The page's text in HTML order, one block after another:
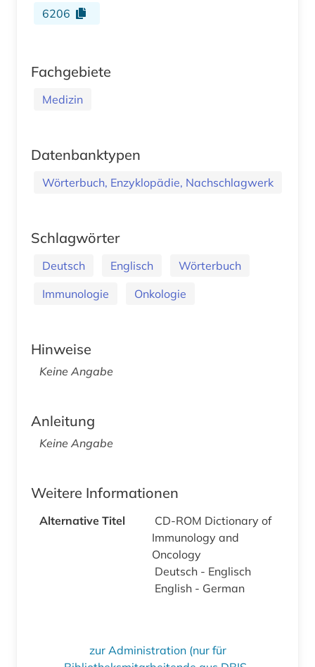
6206
Fachgebiete
Medizin
Datenbanktypen
Wörterbuch, Enzyklopädie, Nachschlagwerk
Schlagwörter
Deutsch Englisch
Wörterbuch
Immunologie
Onkologie
Hinweise
Keine Angabe
Anleitung
Keine Angabe
Weitere Informationen
Alternative Titel
CD-ROM Dictionary of
Immunology and
Oncology
Deutsch - Englisch
English - German
zur Administration (nur für